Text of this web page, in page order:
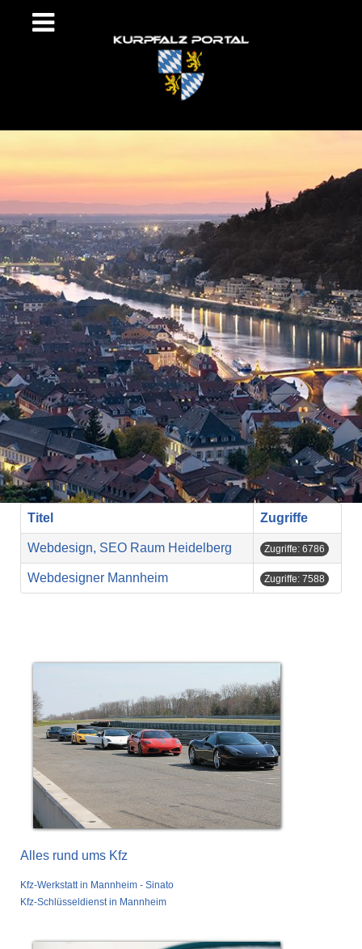
Titel Zugriffe
Webdesign, SEO Raum Heidelberg Zugriffe: 6786
Webdesigner Mannheim Zugriffe: 7588
Alles rund ums Kfz
Kfz-Werkstatt in Mannheim - Sinato
Kfz-Schlüsseldienst in Mannheim